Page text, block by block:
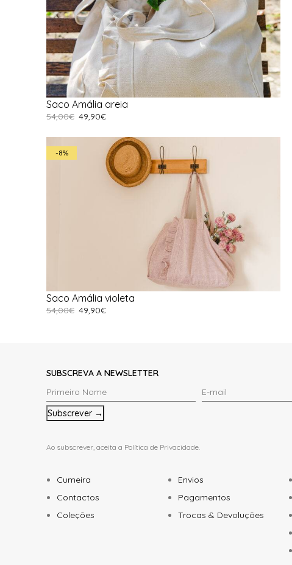
Saco Amália areia
54,00€ 49,90€
-8%
Saco Amália violeta
54,00€ 49,90€
SUBSCREVA A NEWSLETTER
Primeiro
Nome
*
E-
mail
Ao subscrever, aceita a Política de Privacidade
Cumeira
Contactos
Coleções
Envios
Pagamentos
Trocas & Devoluções